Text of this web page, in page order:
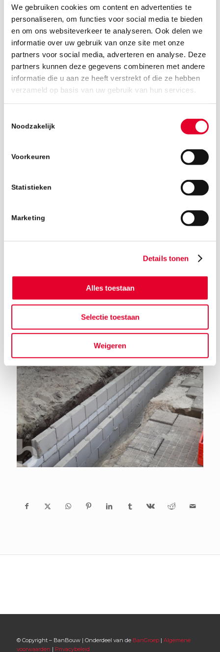
We gebruiken cookies om content en advertenties te
personaliseren, om functies voor social media te bieden
en om ons websiteverkeer te analyseren. Ook delen we
informatie over uw gebruik van onze site met onze
partners voor social media, adverteren en analyse. Deze
partners kunnen deze gegevens combineren met andere
informatie die u aan ze heeft verstrekt of die ze hebben
verzameld op basis van uw gebruik van hun services.
Noodzakelijk
Voorkeuren
Statistieken
Marketing
Details tonen
Alles toestaan
Selectie toestaan
Weigeren
29 april 2019
Terug naar het nieuwsoverzicht
© Copyright – BanBouw | Onderdeel van de BanGroep| Algemene
voorwaarden | Privacybeleid